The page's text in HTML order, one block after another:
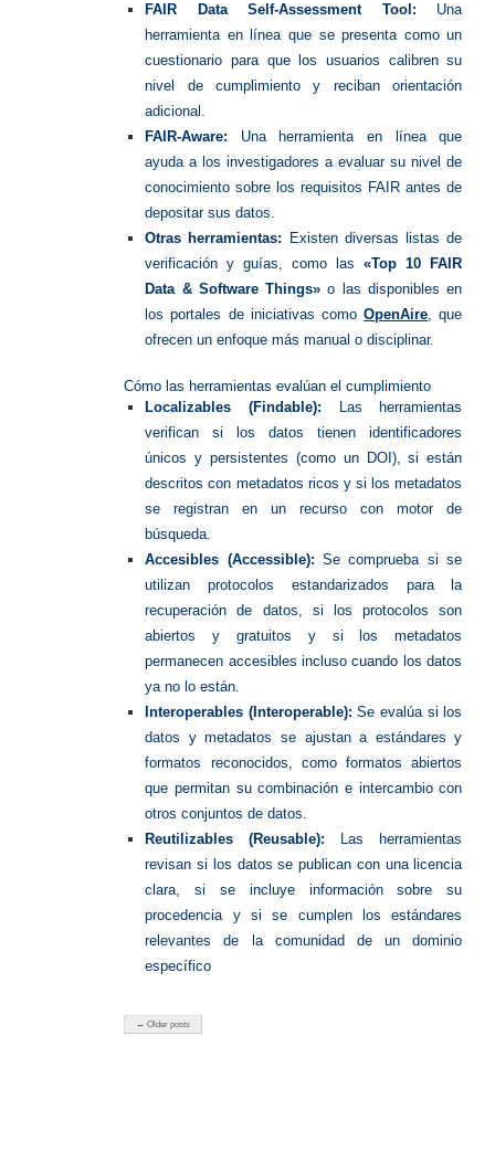
FAIR Data Self-Assessment Tool: Una
herramienta en línea que se presenta como un
cuestionario para que los usuarios calibren su
nivel de cumplimiento y reciban orientación
adicional.
FAIR-Aware: Una herramienta en línea que
ayuda a los investigadores a evaluar su nivel de
conocimiento sobre los requisitos FAIR antes de
depositar sus datos.
Otras herramientas: Existen diversas listas de
verificación y guías, como las«Top 10 FAIR
Data & Software Things» o las disponibles en
los portales de iniciativas comoOpenAire, que
ofrecen un enfoque más manual o disciplinar.
Cómo las herramientas evalúan el cumplimiento
Localizables (Findable): Las herramientas
verifican si los datos tienen identificadores
únicos y persistentes (como un DOI), si están
descritos con metadatos ricos y si los metadatos
se registran en un recurso con motor de
búsqueda.
Accesibles (Accessible): Se comprueba si se
utilizan protocolos estandarizados para la
recuperación de datos, si los protocolos son
abiertos y gratuitos y si los metadatos
permanecen accesibles incluso cuando los datos
ya no lo están.
Interoperables (Interoperable): Se evalúa si los
datos y metadatos se ajustan a estándares y
formatos reconocidos, como formatos abiertos
que permitan su combinación e intercambio con
otros conjuntos de datos.
Reutilizables (Reusable): Las herramientas
revisan si los datos se publican con una licencia
clara, si se incluye información sobre su
procedencia y si se cumplen los estándares
relevantes de la comunidad de un dominio
específico
← Older posts